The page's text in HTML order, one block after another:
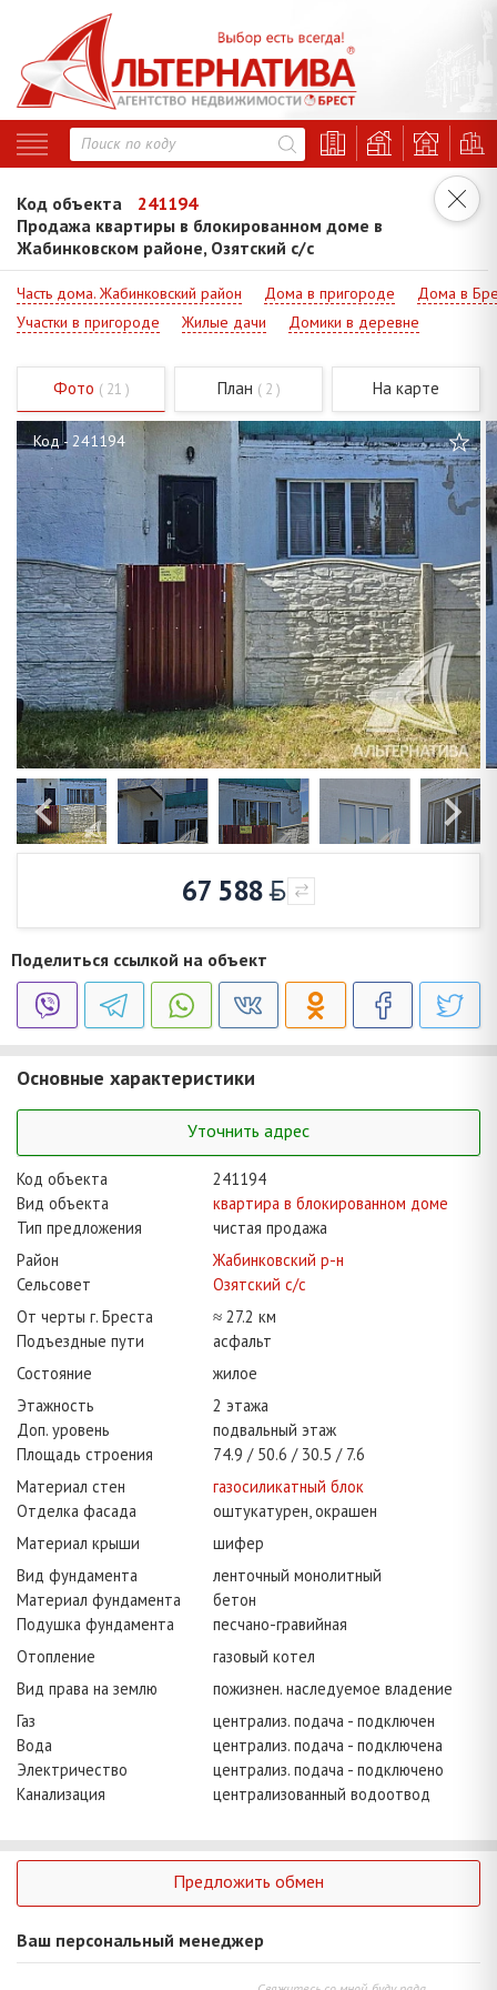
Код объекта
241194
Продажа квартиры в блокированном доме в
Жабинковском районе, Озятский с/с
Часть дома. Жабинковский район Дома в пригороде
Дома в
Участки в пригороде
Жилые дачи Домики в деревне
Фото ( 21 ) План ( 2 ) На карте
Код - 241194
67 588
Поделиться ссылкой на объект
Основные характеристики
Уточнить адрес
Код объекта
241194
Вид объекта
квартира в блокированном доме
Тип предложения
чистая продажа
Район
Жабинковский р-н
Сельсовет
Озятский с/с
От черты г. Бреста
≈ 27.2 км
Подъездные пути
асфальт
Состояние
жилое
Этажность
2 этажа
Доп. уровень
подвальный этаж
Площадь строения
74.9 50.6 30.5
7.6
Материал стен
газосиликатный блок
Отделка фасада
оштукатурен, окрашен
Материал крыши
шифер
Вид фундамента
ленточный монолитный
Материал фундамента
бетон
Подушка фундамента
песчано-гравийная
Отопление
газовый котел
Вид права на землю
пожизнен. наследуемое владение
Газ
централиз. подача - подключен
Вода
централиз. подача - подключена
Электричество
централиз. подача - подключено
Канализация
централизованный водоотвод
Предложить обмен
Ваш персональный менеджер